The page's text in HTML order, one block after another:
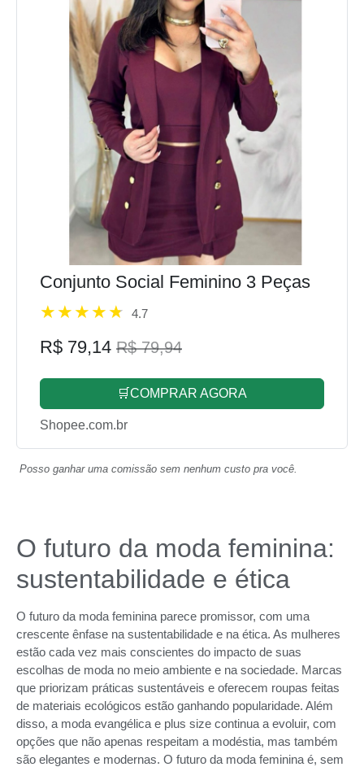
Conjunto Social Feminino 3 Peças
4.7
R$ 79,14 R$ 79,94
🛒COMPRAR AGORA
Shopee.com.br
Posso ganhar uma comissão sem nenhum custo pra você.
O futuro da moda feminina:
sustentabilidade e ética
O futuro da moda feminina parece promissor, com uma
crescente ênfase na sustentabilidade e na ética. As mulheres
estão cada vez mais conscientes do impacto de suas
escolhas de moda no meio ambiente e na sociedade. Marcas
que priorizam práticas sustentáveis e oferecem roupas feitas
de materiais ecológicos estão ganhando popularidade. Além
disso, a moda evangélica e plus size continua a evoluir, com
opções que não apenas respeitam a modéstia, mas também
são elegantes e modernas. O futuro da moda feminina é, sem